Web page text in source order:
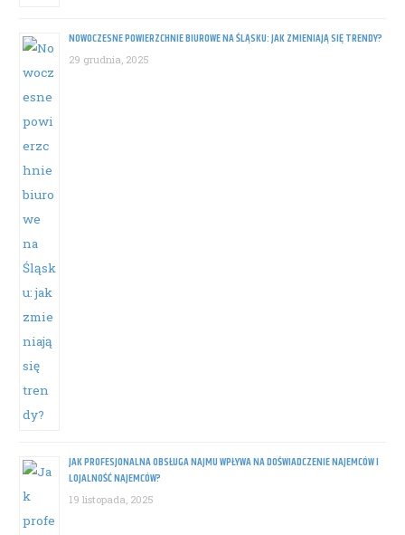
NOWOCZESNE POWIERZCHNIE BIUROWE NA ŚLĄSKU: JAK ZMIENIAJĄ SIĘ TRENDY?
29 grudnia, 2025
JAK PROFESJONALNA OBSŁUGA NAJMU WPŁYWA NA DOŚWIADCZENIE NAJEMCÓW I
LOJALNOŚĆ NAJEMCÓW?
19 listopada, 2025